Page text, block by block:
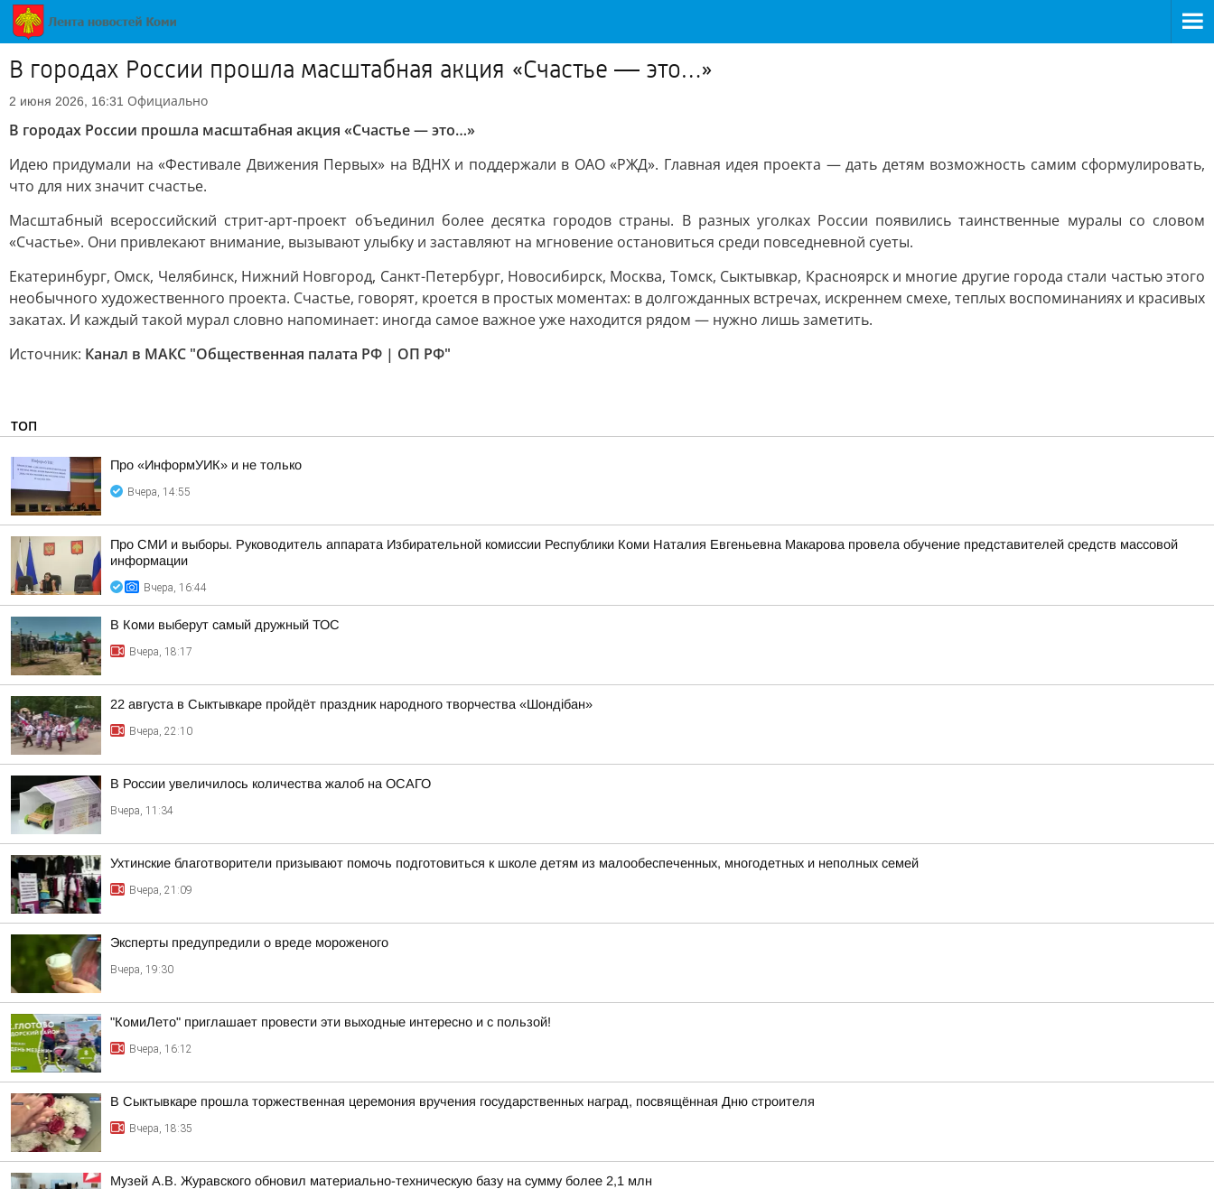
В городах России прошла масштабная акция «Счастье — это…»
2 июня 2026, 16:31 Официально
В городах России прошла масштабная акция «Счастье — это…»
Идею придумали на «Фестивале Движения Первых» на ВДНХ и поддержали в ОАО «РЖД». Главная идея проекта — дать детям возможность самим сформулировать,
что для них значит счастье.
Масштабный всероссийский стрит-арт-проект объединил более десятка городов страны. В разных уголках России появились таинственные муралы со словом
«Счастье». Они привлекают внимание, вызывают улыбку и заставляют на мгновение остановиться среди повседневной суеты.
Екатеринбург, Омск, Челябинск, Нижний Новгород, Санкт-Петербург, Новосибирск, Москва, Томск, Сыктывкар, Красноярск и многие другие города стали частью этого
необычного художественного проекта. Счастье, говорят, кроется в простых моментах: в долгожданных встречах, искреннем смехе, теплых воспоминаниях и красивых
закатах. И каждый такой мурал словно напоминает: иногда самое важное уже находится рядом — нужно лишь заметить.
Источник: Канал в МАКС "Общественная палата РФ | ОП РФ"
ТОП
Про «ИнформУИК» и не только
Вчера, 14:55
Про СМИ и выборы. Руководитель аппарата Избирательной комиссии Республики Коми Наталия Евгеньевна Макарова провела обучение представителей средств массовой
информации
Вчера, 16:44
В Коми выберут самый дружный ТОС
Вчера, 18:17
22 августа в Сыктывкаре пройдёт праздник народного творчества «Шондібан»
Вчера, 22:10
В России увеличилось количества жалоб на ОСАГО
Вчера, 11:34
Ухтинские благотворители призывают помочь подготовиться к школе детям из малообеспеченных, многодетных и неполных семей
Вчера, 21:09
Эксперты предупредили о вреде мороженого
Вчера, 19:30
"КомиЛето" приглашает провести эти выходные интересно и с пользой!
Вчера, 16:12
В Сыктывкаре прошла торжественная церемония вручения государственных наград, посвящённая Дню строителя
Вчера, 18:35
Музей А.В. Журавского обновил материально-техническую базу на сумму более 2,1 млн